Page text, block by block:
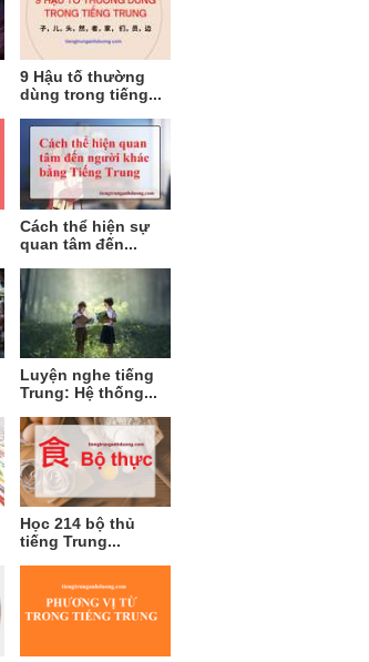
9 Hậu tố thường
dùng trong tiếng...
Cách thể hiện sự
quan tâm đến...
Luyện nghe tiếng
Trung: Hệ thống...
Học 214 bộ thủ
tiếng Trung...